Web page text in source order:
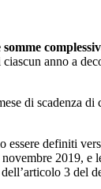
anno a
di scadenza di
essere definiti
2019, e
3 del